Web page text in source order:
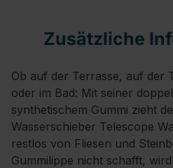
Zusätzliche
Ob auf der Terrasse, auf der
oder im Bad: Mit seiner
synthetischem Gummi zieht
Wasserschieber Telescope
restlos von Fliesen und
Gummilippe nicht schafft,